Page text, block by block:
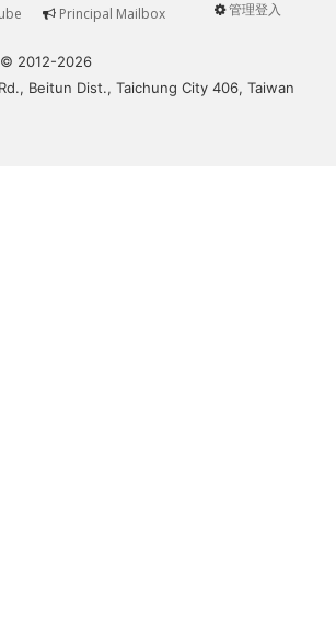
User
管理登入
Principal Mailbox
© 2012-2026
Beitun Dist., Taichung City 406, Taiwan